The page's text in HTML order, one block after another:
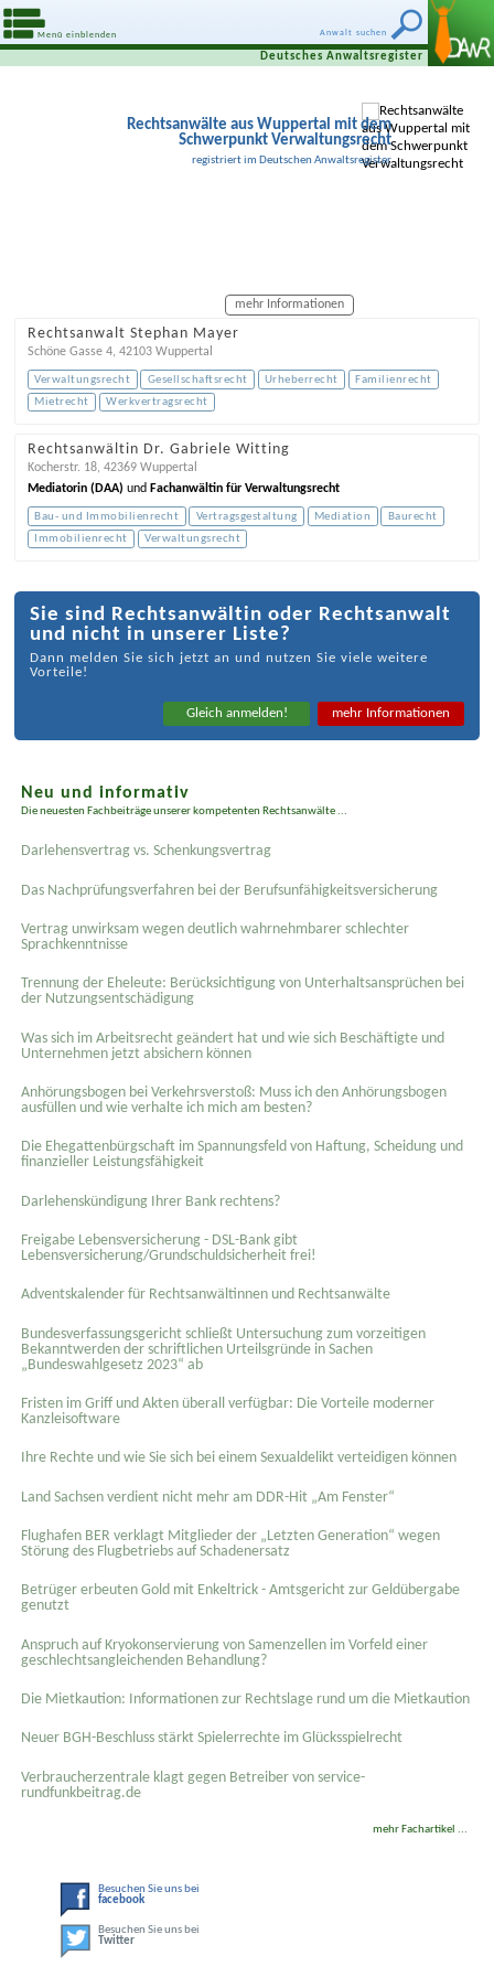
Anwalt suchen
Menü einblenden
Deutsches Anwaltsregister
Rechtsanwälte aus Wuppertal mit dem
Schwerpunkt Verwaltungsrecht
registriert im Deutschen Anwaltsregister
mehr Informationen
Rechtsanwalt Stephan Mayer
Schöne Gasse 4, 42103 Wuppertal
Verwaltungsrecht Gesellschaftsrecht Urheberrecht
Familienrecht
Mietrecht
Werkvertragsrecht
Rechtsanwältin Dr. Gabriele Witting
Kocherstr. 18, 42369 Wuppertal
Mediatorin (DAA) und Fachanwältin für Verwaltungsrecht
Bau- und Immobilienrecht Vertragsgestaltung Mediation
Baurecht
Immobilienrecht
Verwaltungsrecht
Sie sind Rechtsanwältin oder Rechtsanwalt
und nicht in unserer Liste?
Dann melden Sie sich jetzt an und nutzen Sie viele weitere
Vorteile!
Gleich anmelden! mehr Informationen
Neu und informativ
Die neuesten Fachbeiträge unserer kompetenten Rechtsanwälte ...
Darlehensvertrag vs. Schenkungsvertrag
Das Nachprüfungsverfahren bei der Berufsunfähigkeitsversicherung
Vertrag unwirksam wegen deutlich wahrnehmbarer schlechter
Sprachkenntnisse
Trennung der Eheleute: Berücksichtigung von Unterhaltsansprüchen bei
der Nutzungsentschädigung
Was sich im Arbeitsrecht geändert hat und wie sich Beschäftigte und
Unternehmen jetzt absichern können
Anhörungsbogen bei Verkehrsverstoß: Muss ich den Anhörungsbogen
ausfüllen und wie verhalte ich mich am besten?
Die Ehegattenbürgschaft im Spannungsfeld von Haftung, Scheidung und
finanzieller Leistungsfähigkeit
Darlehenskündigung Ihrer Bank rechtens?
Freigabe Lebensversicherung - DSL-Bank gibt
Lebensversicherung/Grundschuldsicherheit frei!
Adventskalender für Rechtsanwältinnen und Rechtsanwälte
Bundesverfassungsgericht schließt Untersuchung zum vorzeitigen
Bekanntwerden der schriftlichen Urteilsgründe in Sachen
„Bundeswahlgesetz 2023“ ab
Fristen im Griff und Akten überall verfügbar: Die Vorteile moderner
Kanzleisoftware
Ihre Rechte und wie Sie sich bei einem Sexual­delikt verteidigen können
Land Sachsen verdient nicht mehr am DDR-Hit „Am Fenster“
Flughafen BER verklagt Mitglieder der „Letzten Generation“ wegen
Störung des Flugbetriebs auf Schadenersatz
Betrüger erbeuten Gold mit Enkeltrick - Amtsgericht zur Geldübergabe
genutzt
Anspruch auf Kryokonservierung von Samenzellen im Vorfeld einer
geschlechtsangleichenden Behandlung?
Die Mietkaution: Informationen zur Rechtslage rund um die Mietkaution
Neuer BGH-Beschluss stärkt Spielerrechte im Glücksspielrecht
Verbraucherzentrale klagt gegen Betreiber von service-
rundfunkbeitrag.de
mehr Fachartikel ...
Besuchen Sie uns bei
facebook
Besuchen Sie uns bei
Twitter